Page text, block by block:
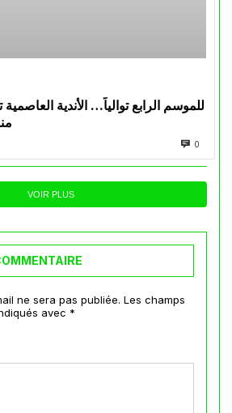
للموسم الرابع توالياً… الأندية
0
VOIR PLUS
ne sera pas publiée. Les champs
avec *